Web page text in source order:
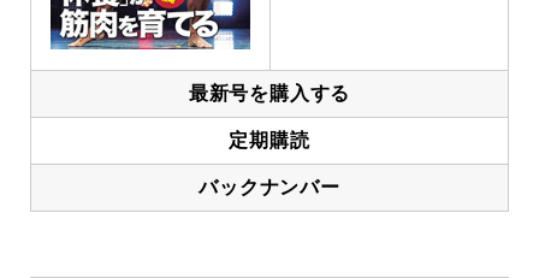
最新号を購入する
定期購読
バックナンバー